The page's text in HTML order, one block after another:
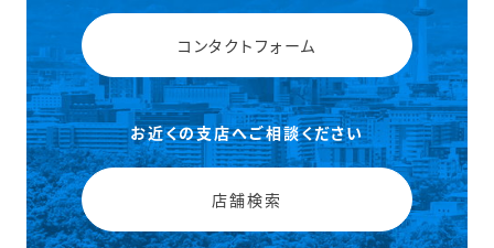
コンタクトフォーム
お近くの支店へご相談ください
店舗検索